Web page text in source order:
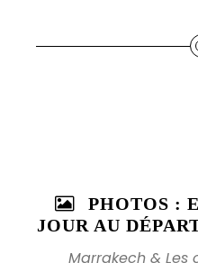
PHOTOS :
JOUR AU
Marrakech & Les